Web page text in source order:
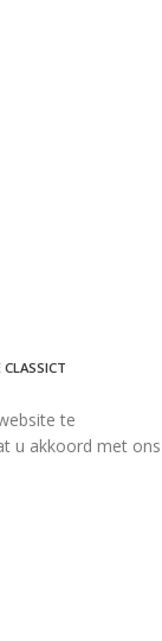
CLASSICT
te
u akkoord met ons